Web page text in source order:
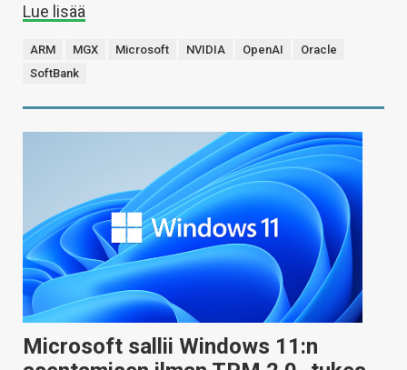
Lue lisää
ARM MGX Microsoft NVIDIA OpenAI
Oracle
SoftBank
Microsoft sallii Windows 11:n